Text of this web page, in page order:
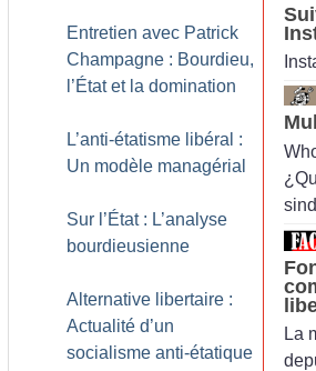
Entretien avec Patrick
Champagne : Bourdieu,
l’État et la domination
L’anti-étatisme libéral :
Un modèle managérial
Sur l’État : L’analyse
bourdieusienne
Alternative libertaire :
Actualité d’un
socialisme anti-étatique
La